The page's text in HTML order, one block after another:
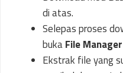
di atas.
Selepas proses
bukaFile
Ekstrak file yang